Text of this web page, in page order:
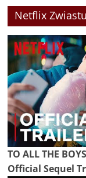
Netflix
TO ALL THE
Official Sequel